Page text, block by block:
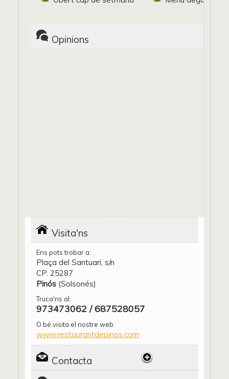
Opinions
Visita'ns
Ens pots trobar a:
Plaça del Santuari, s/n
CP. 25287
Pinós (Solsonés)
Truca'ns al:
973473062 / 687528057
O bé visita el nostre web:
www.restaurantdepinos.com
Contacta